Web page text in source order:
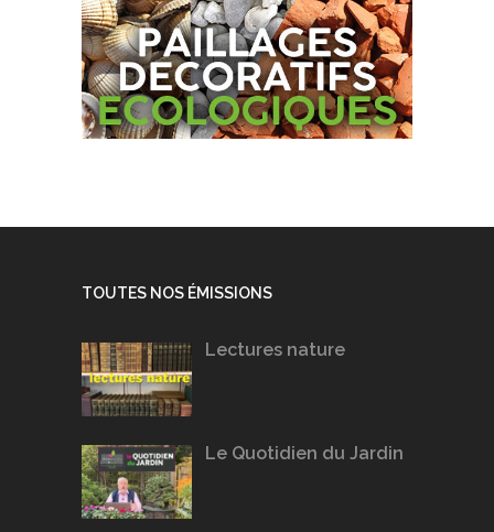
TOUTES NOS ÉMISSIONS
Lectures nature
Le Quotidien du Jardin